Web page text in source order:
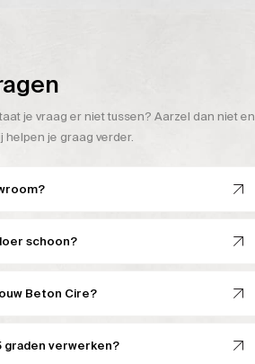
je vraag er niet tussen? Aarzel dan niet en
helpen je graag verder.
schoon?
Beton Cire?
graden verwerken?